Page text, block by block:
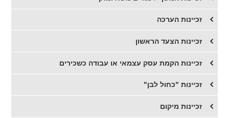
זכיינות הערכה
זכיינות הצעד הראשון
זכיינות הקמת עסק עצמאי או עבודה כשכירים
זכיינות "כחול לבן"
זכיינות מיקום